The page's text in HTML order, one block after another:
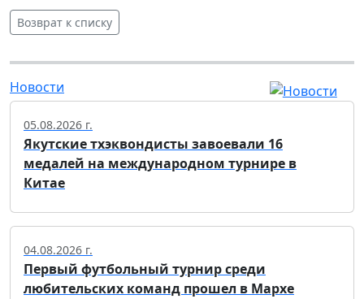
Возврат к списку
Новости
05.08.2026 г.
Якутские тхэквондисты завоевали 16
медалей на международном турнире в
Китае
04.08.2026 г.
Первый футбольный турнир среди
любительских команд прошел в Мархе